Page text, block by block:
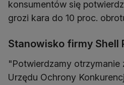
konsumentów się
grozi kara do 10 proc.
Stanowisko firmy Shell
"Potwierdzamy otrzymanie
Urzędu Ochrony